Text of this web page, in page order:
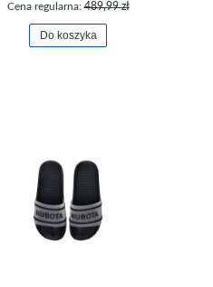
Cena regularna:489,99 zł
Do koszyka